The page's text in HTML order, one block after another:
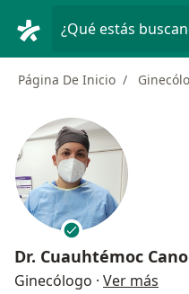
¿Qué estás
Página De Inicio
Dr. Cuauhtémoc
Ginecólogo · Ver más